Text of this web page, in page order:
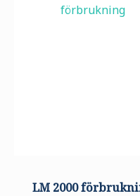
LM 2000